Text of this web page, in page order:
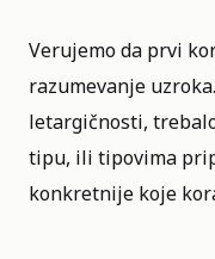
Verujemo da prvi
razumevanje
letargičnosti,
tipu, ili tipovima
konkretnije koje